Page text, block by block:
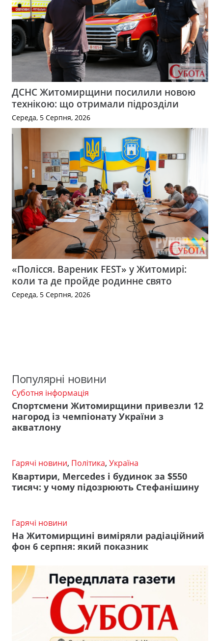
ДСНС Житомирщини посилили новою
технікою: що отримали підрозділи
Середа, 5 Серпня, 2026
«Полісся. Вареник FEST» у Житомирі:
коли та де пройде родинне свято
Середа, 5 Серпня, 2026
Популярні новини
Суботня інформація
Спортсмени Житомирщини привезли 12
нагород із чемпіонату України з
акватлону
Гарячі новини, Політика, Україна
Квартири, Mercedes і будинок за $550
тисяч: у чому підозрюють Стефанішину
Гарячі новини
На Житомирщині виміряли радіаційний
фон 6 серпня: який показник